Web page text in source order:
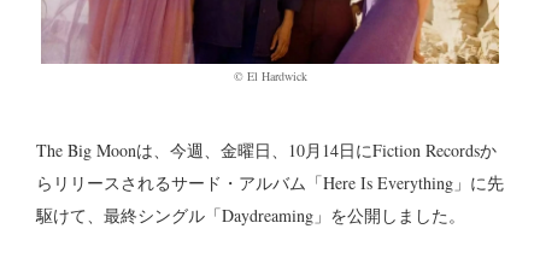
©︎ El Hardwick
The Big Moonは、今週、金曜日、10月14日にFiction Recordsか
らリリースされるサード・アルバム「Here Is Everything」に先
駆けて、最終シングル「Daydreaming」を公開しました。